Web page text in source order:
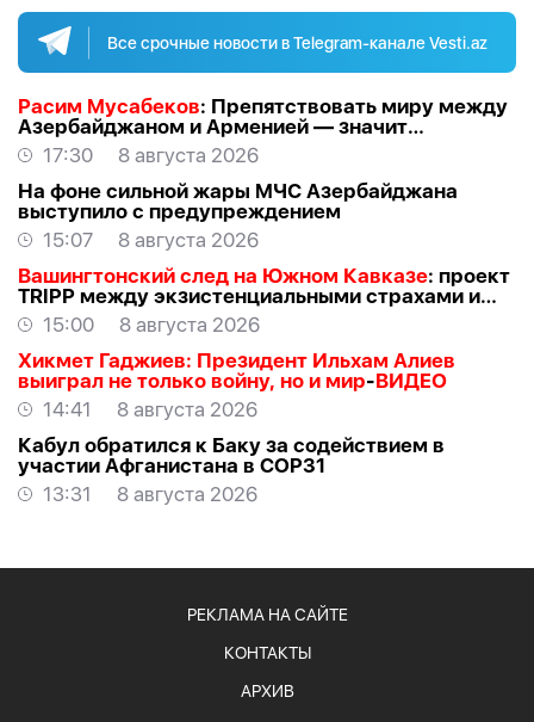
Все срочные новости в Telegram-канале Vesti.az
Расим Мусабеков: Препятствовать миру между
Азербайджаном и Арменией — значит
создавать проблемы самим себе -
17:30
8 августа 2026
На фоне сильной жары МЧС Азербайджана
выступило с предупреждением
15:07
8 августа 2026
Вашингтонский след на Южном Кавказе: проект
TRIPР между экзистенциальными страхами и
прагматичными интересами -
АЛЛАХВЕРАНОВ
15:00
8 августа 2026
Хикмет Гаджиев: Президент Ильхам Алиев
выиграл не только войну, но и мир-ВИДЕО
14:41
8 августа 2026
Кабул обратился к Баку за содействием в
участии Афганистана в COP31
13:31
8 августа 2026
РЕКЛАМА НА САЙТЕ
КОНТАКТЫ
АРХИВ